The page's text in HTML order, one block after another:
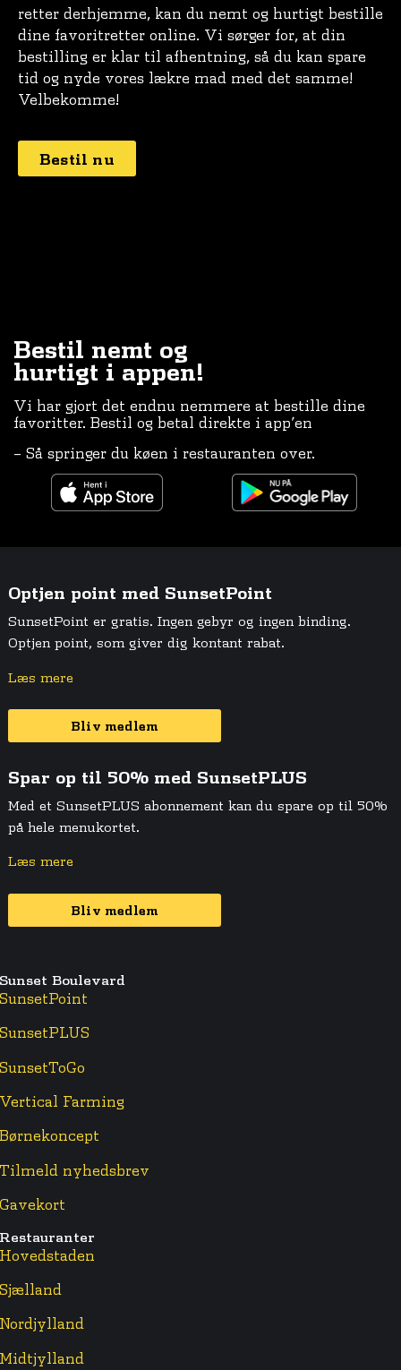
retter derhjemme, kan du nemt og hurtigt bestille
dine favoritretter online. Vi sørger for, at din
bestilling er klar til afhentning, så du kan spare
tid og nyde vores lækre mad med det samme!
Velbekomme!
Bestil nu
Bestil nemt og
hurtigt i appen!
Vi har gjort det endnu nemmere at bestille dine
favoritter. Bestil og betal direkte i app’en
– Så springer du køen i restauranten over.
Optjen point med SunsetPoint
SunsetPoint er gratis. Ingen gebyr og ingen binding.
Optjen point, som giver dig kontant rabat.
Læs mere
Bliv medlem
Spar op til 50% med SunsetPLUS
Med et SunsetPLUS abonnement kan du spare op til 50%
på hele menukortet.
Læs mere
Bliv medlem
Boulevard
Farming
nyhedsbrev